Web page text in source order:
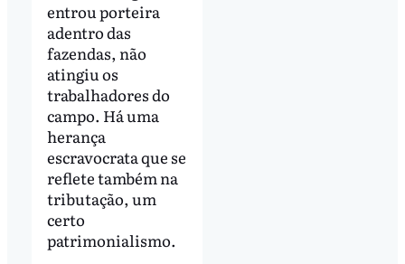
entrou porteira
adentro das
fazendas, não
atingiu os
trabalhadores do
campo. Há uma
herança
escravocrata que se
reflete também na
tributação, um
certo
patrimonialismo.